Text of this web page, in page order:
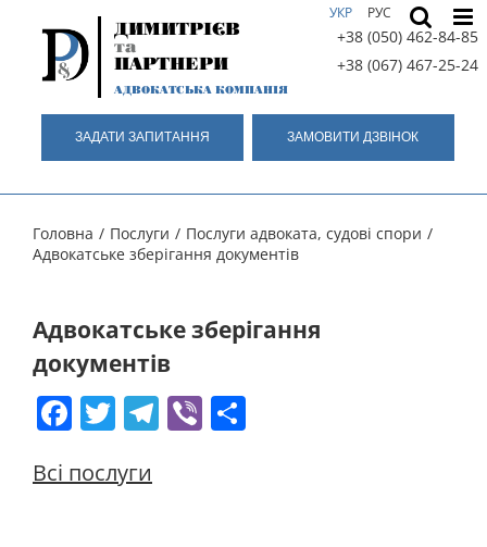
ДИМИТРІЄВ
та
ПАРТНЕРИ
АДВОКАТСЬКА КОМПАНІЯ
УКР РУС
+38 (050) 462-84-85
+38 (067) 467-25-24
ЗАДАТИ ЗАПИТАННЯ ЗАМОВИТИ ДЗВIНОК
Головна / Послуги / Послуги адвоката, судові спори /
Адвокатське зберігання документів
Адвокатське зберігання
документів
Facebook
Twitter
Telegram
Viber
Всi послуги